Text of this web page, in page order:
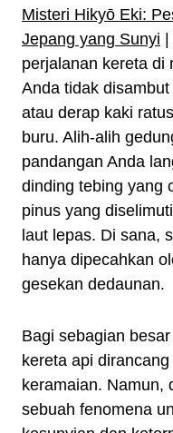
Misteri Hikyō Eki:
Jepang yang Sunyi |
perjalanan kereta di
Anda tidak
atau derap kaki
buru. Alih-alih
pandangan Anda
dinding tebing yang
pinus yang
laut lepas. Di sana,
hanya dipecahkan
gesekan dedaunan.
Bagi sebagian
kereta api
keramaian. Namun,
sebuah fenomena